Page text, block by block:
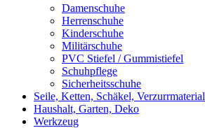
Damenschuhe
Herrenschuhe
Kinderschuhe
Militärschuhe
PVC Stiefel / Gummistiefel
Schuhpflege
Sicherheitsschuhe
Seile, Ketten, Schäkel, Verzurrmaterial
Haushalt, Garten, Deko
Werkzeug